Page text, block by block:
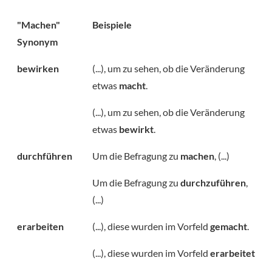
"Machen"
Synonym
Beispiele
bewirken
(...), um zu sehen, ob die Veränderung
etwas macht.
(...), um zu sehen, ob die Veränderung
etwas bewirkt.
durchführen Um die Befragung zu machen, (...)
Um die Befragung zu durchzuführen,
(...)
erarbeiten (...), diese wurden im Vorfeld gemacht.
(...), diese wurden im Vorfeld erarbeitet